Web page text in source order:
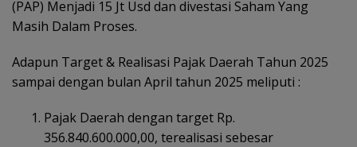
(PAP) Menjadi 15 Jt Usd dan divestasi Saham Yang
Masih Dalam Proses.
Adapun Target & Realisasi Pajak Daerah Tahun 2025
sampai dengan bulan April tahun 2025 meliputi :
Pajak Daerah dengan target Rp.
356.840.600.000,00, terealisasi sebesar